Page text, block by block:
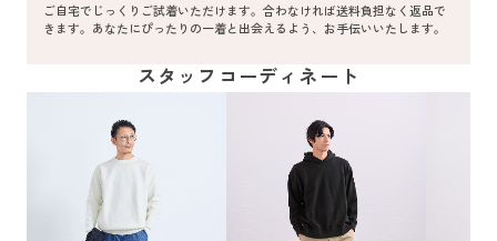
ご自宅でじっくりご試着いただけます。合わなければ送料負担なく返品で
きます。あなたにぴったりの一着と出会えるよう、お手伝いいたします。
スタッフコーディネート